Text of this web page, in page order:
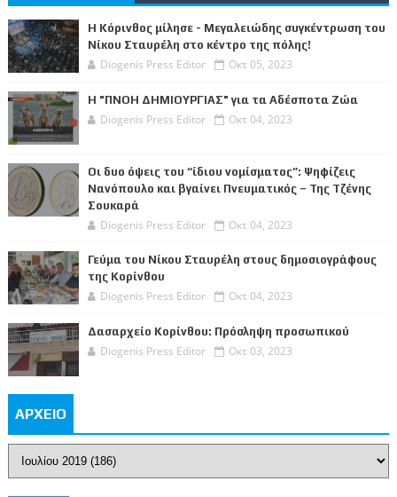
Η Κόρινθος μίλησε - Μεγαλειώδης συγκέντρωση του
Νίκου Σταυρέλη στο κέντρο της πόλης!
Diogenis Press Editor Οκτ 05, 2023
Η "ΠΝΟΗ ΔΗΜΙΟΥΡΓΙΑΣ" για τα Αδέσποτα Ζώα
Diogenis Press Editor Οκτ 04, 2023
Οι δυο όψεις του “ίδιου νομίσματος”: Ψηφίζεις
Νανόπουλο και βγαίνει Πνευματικός – Της Τζένης
Σουκαρά
Diogenis Press Editor Οκτ 04, 2023
Γεύμα του Νίκου Σταυρέλη στους δημοσιογράφους
της Κορίνθου
Diogenis Press Editor Οκτ 04, 2023
Δασαρχείο Κορίνθου: Πρόσληψη προσωπικού
Diogenis Press Editor Οκτ 03, 2023
ΑΡΧΕΙΟ